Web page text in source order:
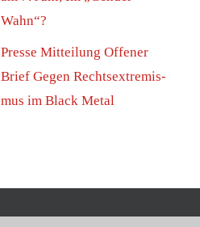
Wahn“?
Pres­se Mit­tei­lung Offe­ner
Brief Gegen Rechts­extre­mis­
mus im Black Metal